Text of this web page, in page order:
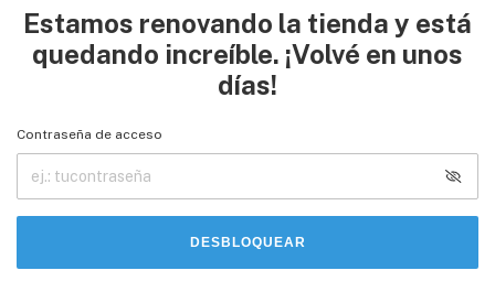
Estamos renovando la tienda y está
quedando increíble. ¡Volvé en unos
días!
Contraseña de acceso
DESBLOQUEAR